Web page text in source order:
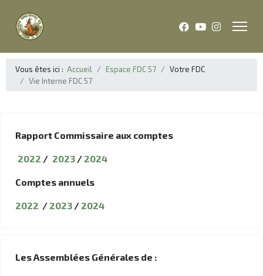
Vous êtes ici : Accueil Espace FDC 57
Votre FDC
Vie Interne FDC 57
Rapport Commissaire aux comptes
2022 / 2023 / 2024
Comptes annuels
2022 / 2023 / 2024
Les Assemblées Générales de :